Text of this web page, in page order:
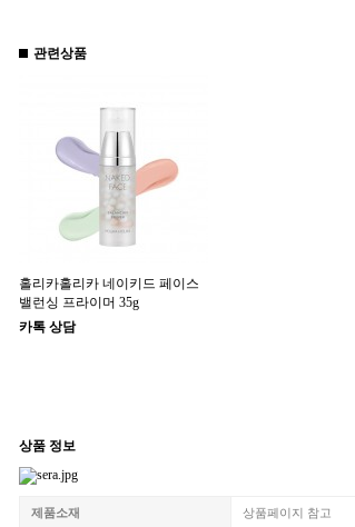
관련상품
홀리카홀리카 네이키드 페이스
밸런싱 프라이머 35g
카톡 상담
상품 정보
제품소재 상품페이지 참고